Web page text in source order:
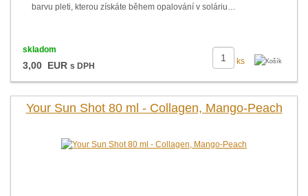
barvu pleti, kterou získáte během opalování v soláriu…
ks
skladom
3,00 EUR s DPH
Your Sun Shot 80 ml - Collagen, Mango-Peach